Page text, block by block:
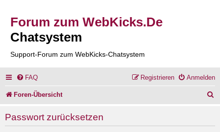
Forum zum WebKicks.De
Chatsystem
Support-Forum zum WebKicks-Chatsystem
FAQ Anmelden
Registrieren
Foren-Übersicht
Passwort zurücksetzen